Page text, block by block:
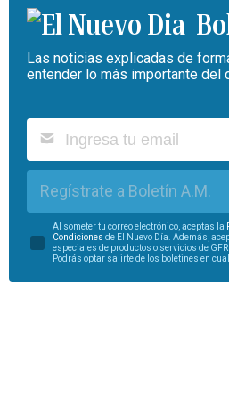
Las noticias explicadas de
entender lo más importante del
Regístrate a Boletín A.M.
Al someter tu correo electrónico, aceptas la
Condiciones de El Nuevo Día. Además,
especiales de productos o servicios de
Podrás optar salirte de los boletines en